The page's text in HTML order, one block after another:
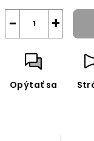
+
−
Opýtať sa